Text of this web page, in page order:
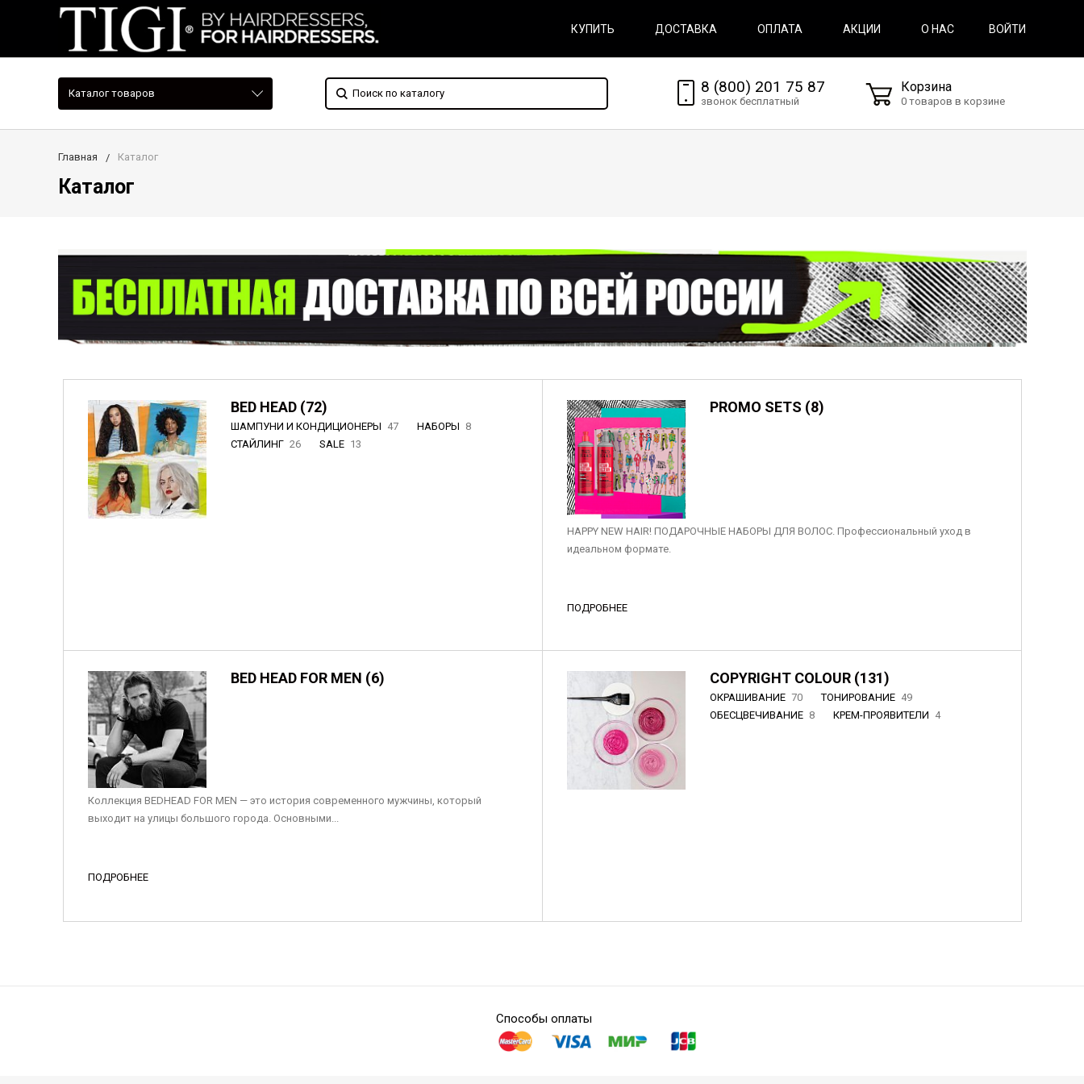
КУПИТЬ ДОСТАВКА ОПЛАТА АКЦИИ О НАС ВОЙТИ
Каталог товаров 8 (800) 201 75 87
звонок бесплатный
Корзина
0 товаров в корзине
Главная Каталог
Каталог
BED HEAD (72)
ШАМПУНИ И КОНДИЦИОНЕРЫ 47 НАБОРЫ 8
СТАЙЛИНГ 26 SALE 13
PROMO SETS (8)
HAPPY NEW HAIR! ПОДАРОЧНЫЕ НАБОРЫ ДЛЯ ВОЛОС. Профессиональный уход в
идеальном формате.
ПОДРОБНЕЕ
BED HEAD FOR MEN (6)
Коллекция BEDHEAD FOR MEN — это история современного мужчины, который
выходит на улицы большого города. Основными...
ПОДРОБНЕЕ
COPYRIGHT COLOUR (131)
ОКРАШИВАНИЕ 70 ТОНИРОВАНИЕ 49
ОБЕСЦВЕЧИВАНИЕ 8 КРЕМ-ПРОЯВИТЕЛИ 4
Способы оплаты